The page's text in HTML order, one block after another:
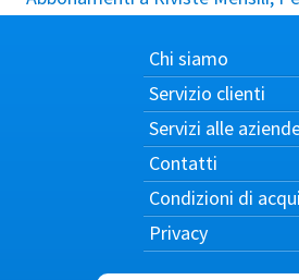
Chi siamo
Servizio clienti
Servizi alle
Contatti
Condizioni di
Privacy